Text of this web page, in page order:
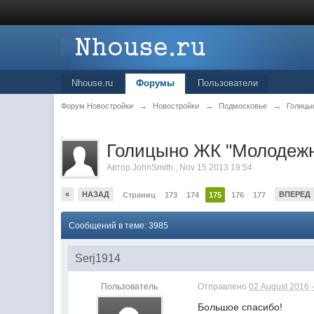
Nhouse.ru Форумы Пользователи
Форум Новостройки → Новостройки → Подмосковье →
.
Голицыно ЖК
АвторJohnSmith , Nov 15 2013 19:54
« НАЗАД Страниц 173 174 175 176 177 ВПЕРЕД
Сообщений в теме: 3985
Serj1914
Пользователь Отправлено02 August 2016
Большое спасибо!